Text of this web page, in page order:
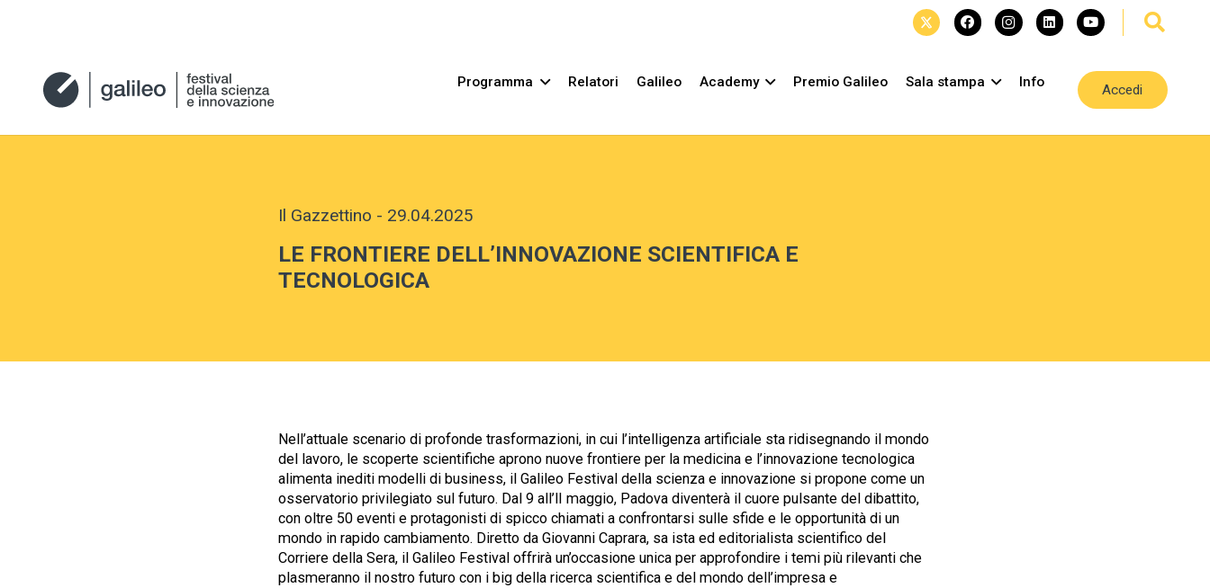
Programma Relatori Galileo Academy Premio Galileo Sala stampa Info
Accedi
Il Gazzettino - 29.04.2025
LE FRONTIERE DELL’INNOVAZIONE SCIENTIFICA E
TECNOLOGICA
Nell’attuale scenario di profonde trasformazioni, in cui l’intelligenza artificiale sta ridisegnando il mondo
del lavoro, le scoperte scientifiche aprono nuove frontiere per la medicina e l’innovazione tecnologica
alimenta inediti modelli di business, il Galileo Festival della scienza e innovazione si propone come un
osservatorio privilegiato sul futuro. Dal 9 all’lI maggio, Padova diventerà il cuore pulsante del dibattito,
con oltre 50 eventi e protagonisti di spicco chiamati a confrontarsi sulle sfide e le opportunità di un
mondo in rapido cambiamento. Diretto da Giovanni Caprara, sa ista ed editorialista scientifico del
Corriere della Sera, il Galileo Festival offrirà un’occasione unica per approfondire i temi più rilevanti che
plasmeranno il nostro futuro con i big della ricerca scientifica e del mondo dell’impresa e